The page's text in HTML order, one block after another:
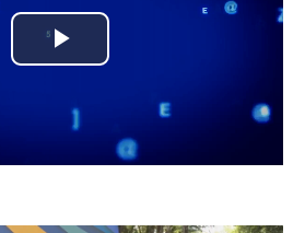
Play
Video